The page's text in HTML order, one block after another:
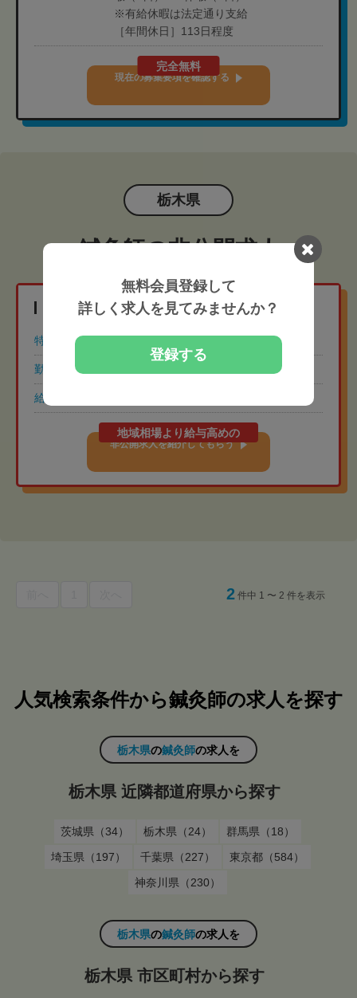
※有給休暇は法定通り支給
［年間休日］113日程度
完全無料
現在の募集要項を確認する
栃木県
鍼灸師の非公開求人
地域相場より給与高めの非公開求人
特徴 土日祝休み
勤務時間
給与
地域相場より給与高めの
非公開求人を紹介してもらう
2 件中 1 〜 2 件を表示
人気検索条件から鍼灸師の求人を探す
栃木県の鍼灸師の求人を
栃木県 近隣都道府県から探す
茨城県（34） 栃木県（24）
群馬県（18）
埼玉県（197）
千葉県（227）
東京都（584）
神奈川県（230）
栃木県の鍼灸師の求人を
栃木県 市区町村から探す
無料会員登録して
詳しく求人を見てみませんか？
登録する